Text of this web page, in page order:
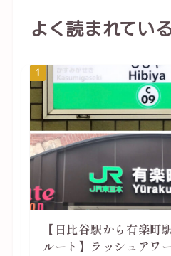
よく読まれてい
1
【日比谷駅から有楽町
ルート】ラッシュアワ